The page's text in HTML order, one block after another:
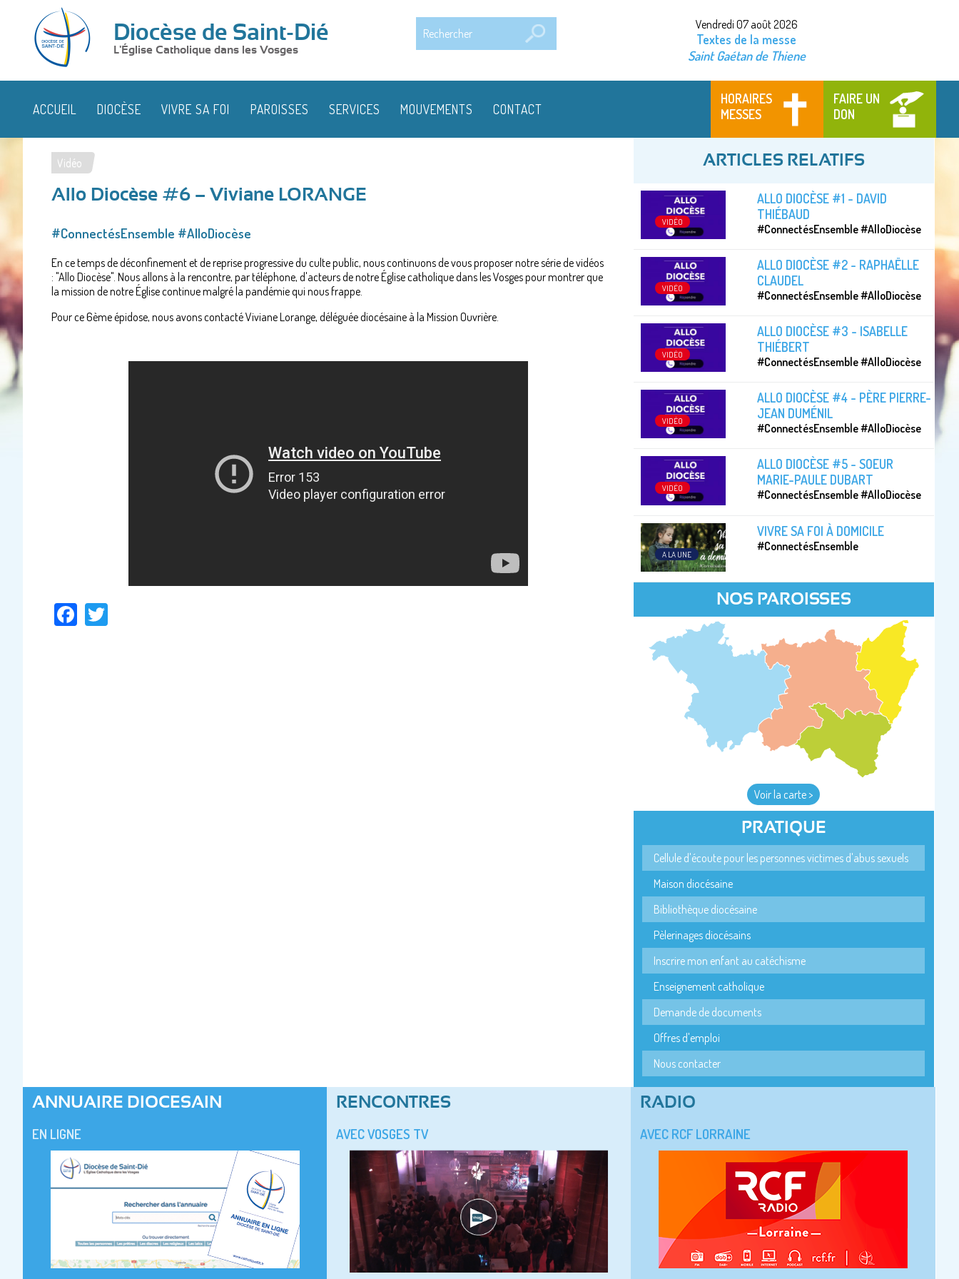
Diocèse de Saint-Dié
L'Église Catholique dans les Vosges
Vendredi 07 août 2026
Textes de la messe
Saint Gaétan de Thiene
HORAIRES
MESSES
FAIRE UN
DON
ACCUEIL DIOCÈSE VIVRE SA FOI PAROISSES SERVICES MOUVEMENTS CONTACT
Vous
êtes
ici
Vidéo
Allo Diocèse #6 – Viviane LORANGE
#ConnectésEnsemble #AlloDiocèse
En ce temps de déconfinement et de reprise progressive du culte public, nous continuons de vous proposer notre série de vidéos
: "Allo Diocèse". Nous allons à la rencontre, par téléphone, d'acteurs de notre Église catholique dans les Vosges pour montrer que
la mission de notre Église continue malgré la pandémie qui nous frappe.
Pour ce 6ème épidose, nous avons contacté Viviane Lorange, déléguée diocésaine à la Mission Ouvrière.
Facebook
ARTICLES RELATIFS
VIDÉO
ALLO DIOCÈSE #1 - DAVID
THIÉBAUD
#ConnectésEnsemble #AlloDiocèse
VIDÉO
ALLO DIOCÈSE #2 - RAPHAËLLE
CLAUDEL
#ConnectésEnsemble #AlloDiocèse
VIDÉO
ALLO DIOCÈSE #3 - ISABELLE
THIÉBERT
#ConnectésEnsemble #AlloDiocèse
VIDÉO
ALLO DIOCÈSE #4 - PÈRE PIERRE-
JEAN DUMÉNIL
#ConnectésEnsemble #AlloDiocèse
VIDÉO
ALLO DIOCÈSE #5 - SOEUR
MARIE-PAULE DUBART
#ConnectésEnsemble #AlloDiocèse
A LA UNE
VIVRE SA FOI À DOMICILE
#ConnectésEnsemble
NOS PAROISSES
Voir la carte >
PRATIQUE
Cellule d'écoute pour les personnes victimes d'abus sexuels
Maison diocésaine
Bibliothèque diocésaine
Pèlerinages diocésains
Inscrire mon enfant au catéchisme
Enseignement catholique
Demande de documents
Offres d'emploi
Nous contacter
ANNUAIRE DIOCESAIN
EN LIGNE
RENCONTRES
AVEC VOSGES TV
RADIO
AVEC RCF LORRAINE